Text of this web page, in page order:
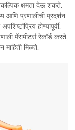
क्षमता देऊ शकते.
आणि प्रणालीची प्रदर्शन
होण्यापूर्वी.
पॅरामीटर्स रेकॉर्ड करते,
माहिती मिळते.